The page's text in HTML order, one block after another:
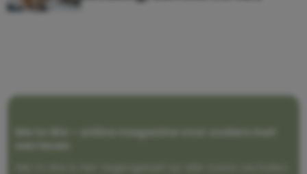
Me to We – online magazine voor ouders met